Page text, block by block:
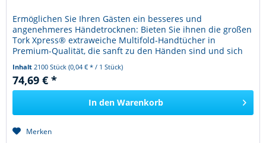
Ermöglichen Sie Ihren Gästen ein besseres und
angenehmeres Händetrocknen: Bieten Sie ihnen die großen
Tork Xpress® extraweiche Multifold-Handtücher in
Premium-Qualität, die sanft zu den Händen sind und sich
Inhalt 2100 Stück(0,04 € * / 1 Stück)
74,69 € *
In den Warenkorb
Merken